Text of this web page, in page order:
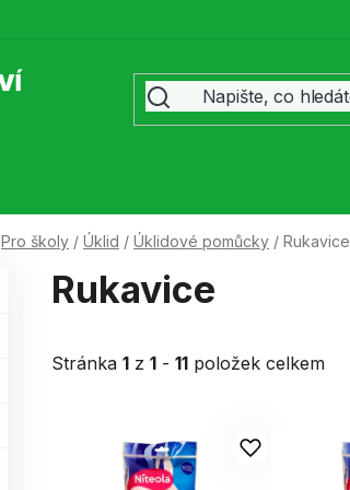
Pro školy / Úklid / Úklidové pomůcky / Rukavice
Rukavice
Stránka 1 z 1 - 11 položek celkem